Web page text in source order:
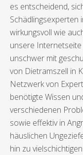
es entscheidend,
Schädlingsexperten
wirkungsvoll wie
unsere
unschwer mit
von Dietramszell in
Netzwerk von
benötigte Wissen
verschiedenen
sowie effektiv in
häuslichen
hin zu